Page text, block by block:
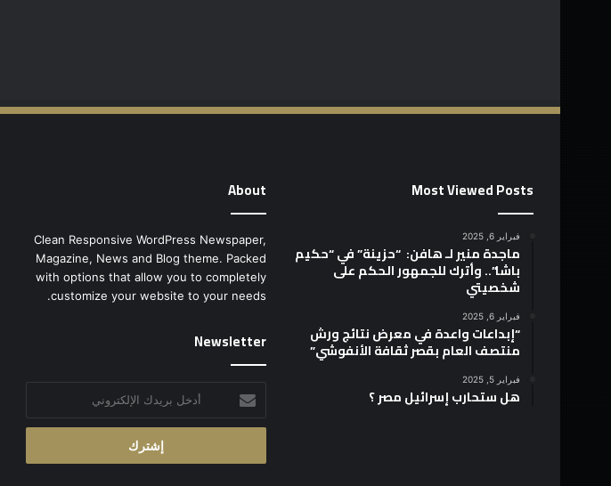
Most Viewed Posts
فبراير 6, 2025
ماجدة منير لـ هافن: “حزينة” في “حكيم
باشا”.. وأترك للجمهور الحكم على
شخصيتي
فبراير 6, 2025
“إبداعات واعدة في معرض نتائج ورش
منتصف العام بقصر ثقافة الأنفوشي”
فبراير 5, 2025
هل ستحارب إسرائيل مصر ؟
About
Clean Responsive WordPress Newspaper,
Magazine, News and Blog theme. Packed
with options that allow you to completely
customize your website to your needs.
Newsletter
بريدك
الإلكتروني